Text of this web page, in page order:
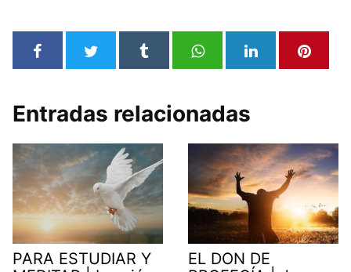
Entradas relacionadas
PARA ESTUDIAR Y
EL DON DE